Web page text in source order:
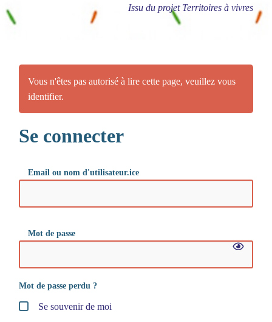
Issu du projet Territoires à vivres
Vous n'êtes pas autorisé à lire cette page, veuillez vous
identifier.
Se connecter
Email ou nom d'utilisateur.ice
Mot de passe
Mot de passe perdu ?
Se souvenir de moi